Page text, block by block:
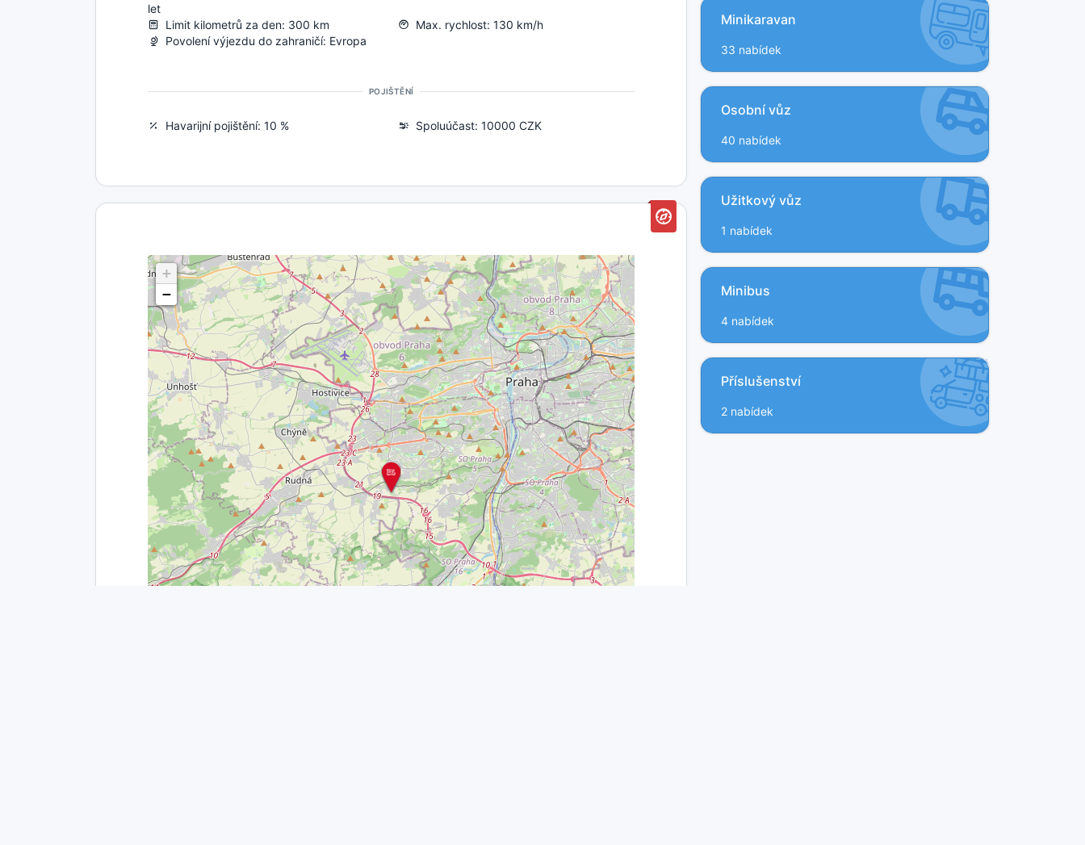
let
Limit kilometrů za den: 300 km
Max. rychlost: 130 km/h
Povolení výjezdu do zahraničí: Evropa
POJIŠTĚNÍ
Havarijní pojištění: 10 % Spoluúčast: 10000 CZK
+
−
Minikaravan
33 nabídek
Osobní vůz
40 nabídek
Užitkový vůz
1 nabídek
Minibus
4 nabídek
Příslušenství
2 nabídek